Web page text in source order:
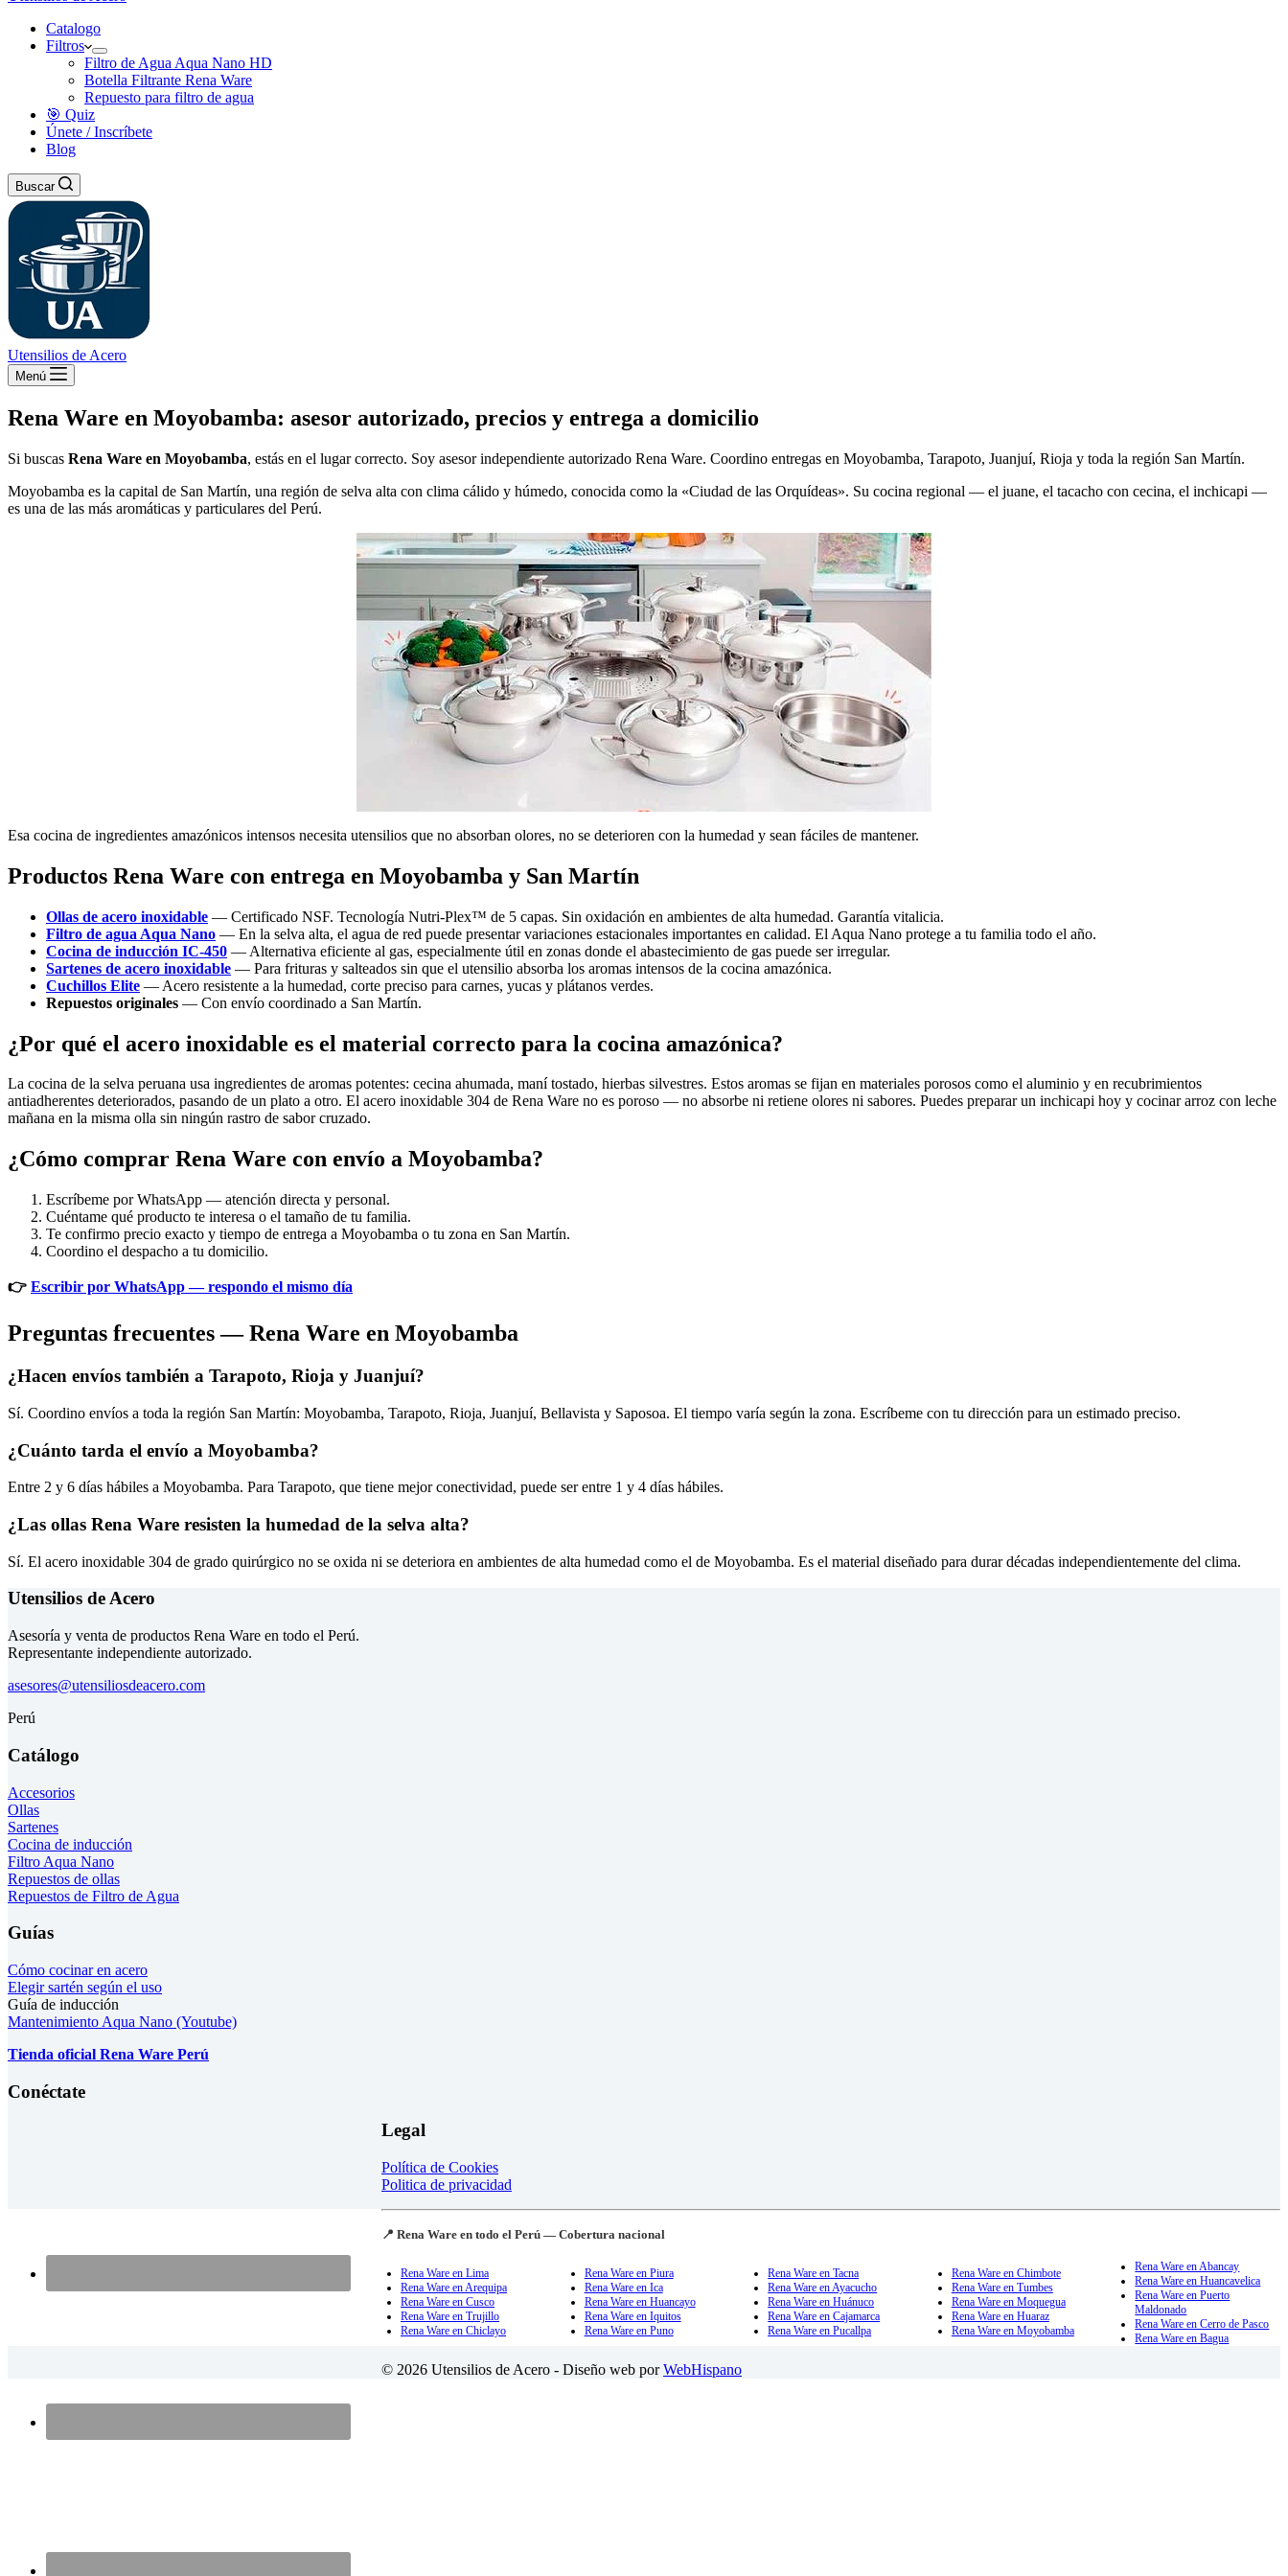
Catalogo
Filtros
Filtro de Agua Aqua Nano HD
Botella Filtrante Rena Ware
Repuesto para filtro de agua
🎯 Quiz
Únete / Inscríbete
Blog
Buscar
Utensilios de Acero
Menú
Rena Ware en Moyobamba: asesor autorizado, precios y entrega a domicilio
Si buscas Rena Ware en Moyobamba, estás en el lugar correcto. Soy asesor independiente autorizado Rena Ware. Coordino entregas en Moyobamba, Tarapoto, Juanjuí, Rioja y toda la región San Martín.
Moyobamba es la capital de San Martín, una región de selva alta con clima cálido y húmedo, conocida como la «Ciudad de las Orquídeas». Su cocina regional — el juane, el tacacho con cecina, el inchicapi —
es una de las más aromáticas y particulares del Perú.
Esa cocina de ingredientes amazónicos intensos necesita utensilios que no absorban olores, no se deterioren con la humedad y sean fáciles de mantener.
Productos Rena Ware con entrega en Moyobamba y San Martín
Ollas de acero inoxidable — Certificado NSF. Tecnología Nutri-Plex™ de 5 capas. Sin oxidación en ambientes de alta humedad. Garantía vitalicia.
Filtro de agua Aqua Nano — En la selva alta, el agua de red puede presentar variaciones estacionales importantes en calidad. El Aqua Nano protege a tu familia todo el año.
Cocina de inducción IC-450 — Alternativa eficiente al gas, especialmente útil en zonas donde el abastecimiento de gas puede ser irregular.
Sartenes de acero inoxidable — Para frituras y salteados sin que el utensilio absorba los aromas intensos de la cocina amazónica.
Cuchillos Elite — Acero resistente a la humedad, corte preciso para carnes, yucas y plátanos verdes.
Repuestos originales — Con envío coordinado a San Martín.
¿Por qué el acero inoxidable es el material correcto para la cocina amazónica?
La cocina de la selva peruana usa ingredientes de aromas potentes: cecina ahumada, maní tostado, hierbas silvestres. Estos aromas se fijan en materiales porosos como el aluminio y en recubrimientos
antiadherentes deteriorados, pasando de un plato a otro. El acero inoxidable 304 de Rena Ware no es poroso — no absorbe ni retiene olores ni sabores. Puedes preparar un inchicapi hoy y cocinar arroz con leche
mañana en la misma olla sin ningún rastro de sabor cruzado.
¿Cómo comprar Rena Ware con envío a Moyobamba?
Escríbeme por WhatsApp — atención directa y personal.
Cuéntame qué producto te interesa o el tamaño de tu familia.
Te confirmo precio exacto y tiempo de entrega a Moyobamba o tu zona en San Martín.
Coordino el despacho a tu domicilio.
👉 Escribir por WhatsApp — respondo el mismo día
Preguntas frecuentes — Rena Ware en Moyobamba
¿Hacen envíos también a Tarapoto, Rioja y Juanjuí?
Sí. Coordino envíos a toda la región San Martín: Moyobamba, Tarapoto, Rioja, Juanjuí, Bellavista y Saposoa. El tiempo varía según la zona. Escríbeme con tu dirección para un estimado preciso.
¿Cuánto tarda el envío a Moyobamba?
Entre 2 y 6 días hábiles a Moyobamba. Para Tarapoto, que tiene mejor conectividad, puede ser entre 1 y 4 días hábiles.
¿Las ollas Rena Ware resisten la humedad de la selva alta?
Sí. El acero inoxidable 304 de grado quirúrgico no se oxida ni se deteriora en ambientes de alta humedad como el de Moyobamba. Es el material diseñado para durar décadas independientemente del clima.
Utensilios de Acero
Asesoría y venta de productos Rena Ware en todo el Perú.
Representante independiente autorizado.
asesores@utensiliosdeacero.com
Perú
Catálogo
Accesorios
Ollas
Sartenes
Cocina de inducción
Filtro Aqua Nano
Repuestos de ollas
Repuestos de Filtro de Agua
Guías
Cómo cocinar en acero
Elegir sartén según el uso
Guía de inducción
Mantenimiento Aqua Nano (Youtube)
Tienda oficial Rena Ware Perú
Conéctate
Legal
Política de Cookies
Politica de privacidad
📍 Rena Ware en todo el Perú — Cobertura nacional
Rena Ware en Lima
Rena Ware en Arequipa
Rena Ware en Cusco
Rena Ware en Trujillo
Rena Ware en Chiclayo
Rena Ware en Piura
Rena Ware en Ica
Rena Ware en Huancayo
Rena Ware en Iquitos
Rena Ware en Puno
Rena Ware en Tacna
Rena Ware en Ayacucho
Rena Ware en Huánuco
Rena Ware en Cajamarca
Rena Ware en Pucallpa
Rena Ware en Chimbote
Rena Ware en Tumbes
Rena Ware en Moquegua
Rena Ware en Huaraz
Rena Ware en Moyobamba
Rena Ware en Abancay
Rena Ware en Huancavelica
Rena Ware en Puerto
Maldonado
Rena Ware en Cerro de Pasco
Rena Ware en Bagua
© 2026 Utensilios de Acero - Diseño web porWebHispano